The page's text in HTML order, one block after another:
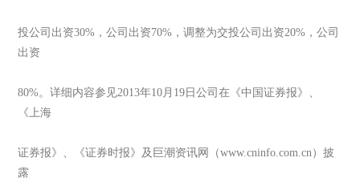
投公司出资30%，公司出资70%，调整为交投公司出资20%，公司
出资
80%。详细内容参见2013年10月19日公司在《中国证券报》、
《上海
证券报》、《证券时报》及巨潮资讯网（www.cninfo.com.cn）披
露